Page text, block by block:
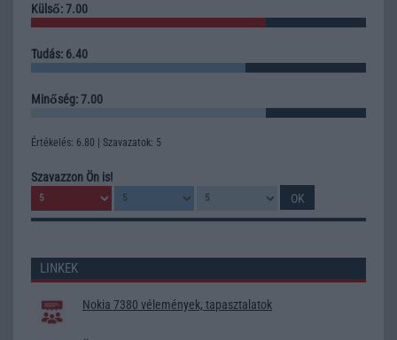
Külső: 7.00
Tudás: 6.40
Minőség: 7.00
Értékelés: 6.80 | Szavazatok: 5
Szavazzon Ön is!
LINKEK
Nokia 7380 vélemények, tapasztalatok